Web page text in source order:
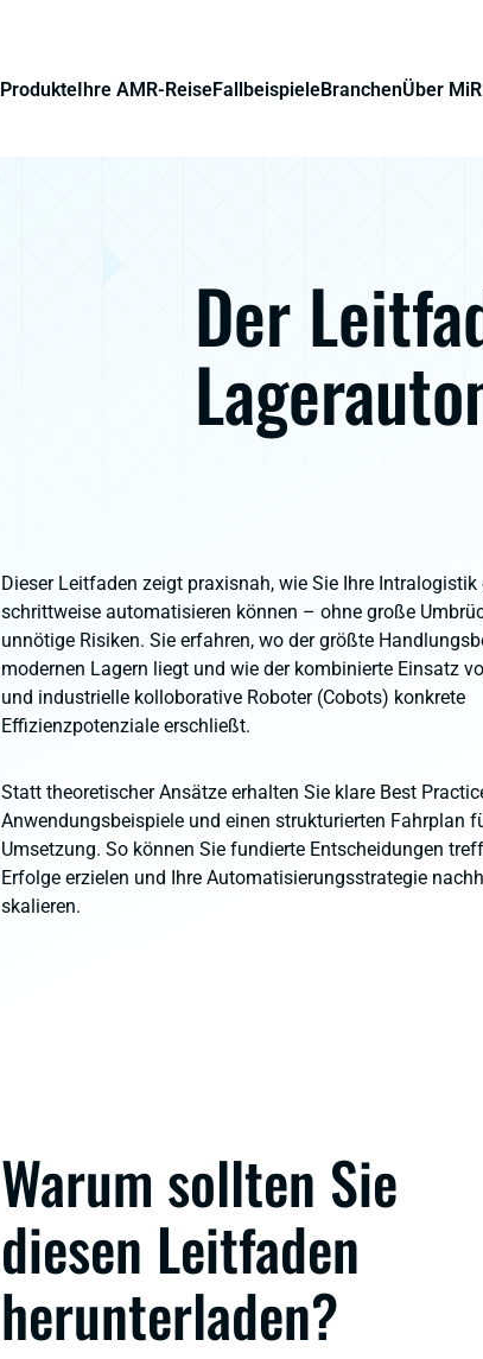
ProdukteIhre AMR-ReiseFallbeispieleBranchenÜber MiR
Der
Dieser Leitfaden zeigt praxisnah, wie Sie Ihre Intralogistik
schrittweise automatisieren können – ohne große
unnötige Risiken. Sie erfahren, wo der größte
modernen Lagern liegt und wie der kombinierte Einsatz
und industrielle kolloborative Roboter (Cobots) konkrete
Effizienzpotenziale erschließt.
Statt theoretischer Ansätze erhalten Sie klare Best
Anwendungsbeispiele und einen strukturierten Fahrplan
Umsetzung. So können Sie fundierte Entscheidungen
Erfolge erzielen und Ihre Automatisierungsstrategie
skalieren.
Warum sollten Sie
diesen Leitfaden
herunterladen?